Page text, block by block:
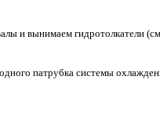
и вынимаем гидротолкатели (см.
патрубка системы